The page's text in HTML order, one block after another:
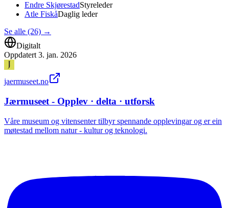
Endre SkjørestadStyreleder
Atle FiskåDaglig leder
Se alle (26) →
Digitalt
Oppdatert 3. jan. 2026
jaermuseet.no
Jærmuseet - Opplev · delta · utforsk
Våre museum og vitensenter tilbyr spennande opplevingar og er ein
møtestad mellom natur - kultur og teknologi.